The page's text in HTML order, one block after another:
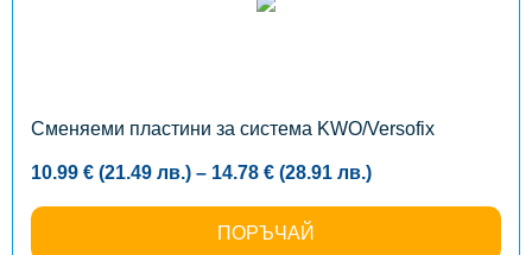
Сменяеми пластини за система KWO/Versofix
10.99 € (21.49 лв.) – 14.78 € (28.91 лв.)Price
10.99 €
ПОРЪЧАЙ
the
page